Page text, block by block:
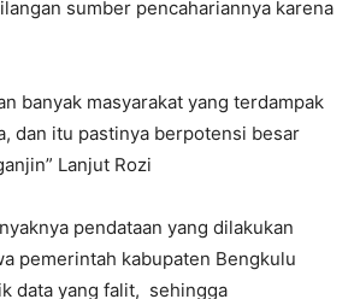
sumber pencahariannya karena
banyak masyarakat yang terdampak
dan itu pastinya berpotensi besar
Lanjut Rozi
pendataan yang dilakukan
pemerintah kabupaten Bengkulu
data yang falit, sehingga